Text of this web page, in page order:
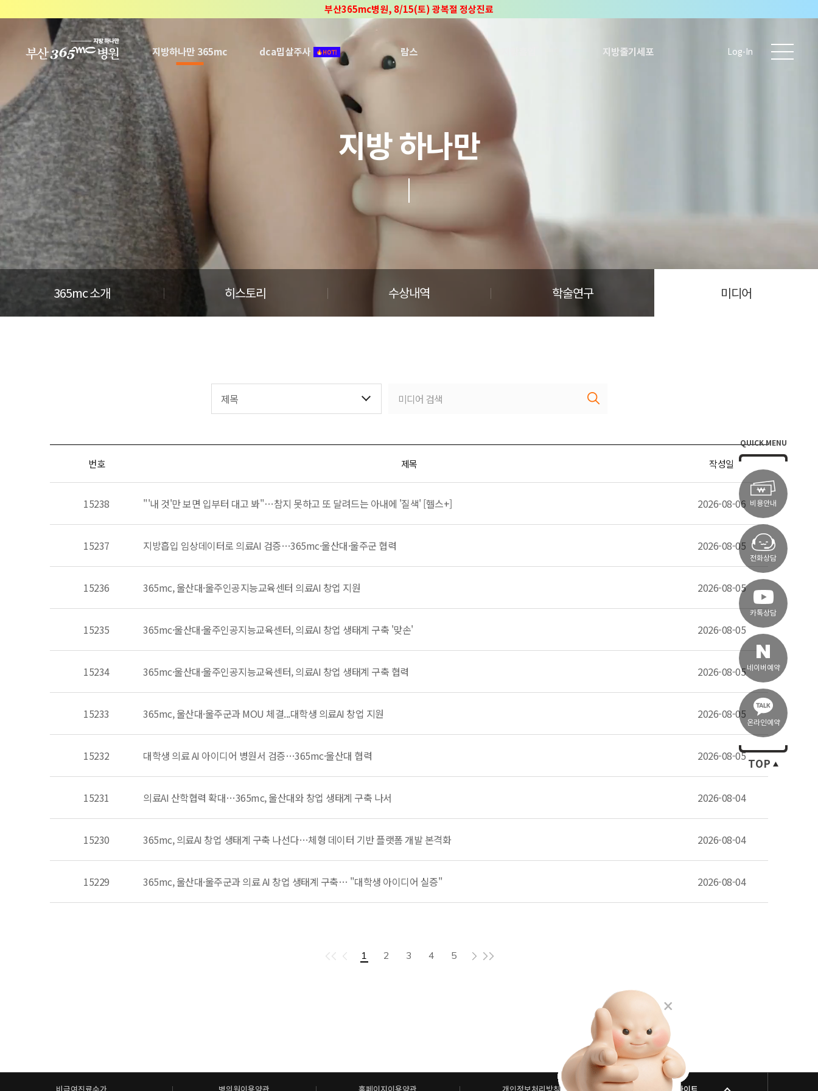
부산365mc병원, 8/15(토) 광복절 정상진료
부산365mc병원, 2년 연속 "Awards 2관왕" 수상
2025 "부산365mc 보건복지부 장관상" 수상!
지방하나만 365mc dca밉살주사 람스 지방줄기세포 Log-In
지방 하나만
365mc 소개 히스토리 수상내역 학술연구 미디어
번호 제목 작성일
15238 "'내 것'만 보면 입부터 대고 봐"⋯참지 못하고 또 달려드는 아내에 '질색' [헬스+] 2026-08-06
15237 지방흡입 임상데이터로 의료AI 검증…365mc·울산대·울주군 협력 2026-08-05
15236 365mc, 울산대·울주인공지능교육센터 의료AI 창업 지원 2026-08-05
15235 365mc·울산대·울주인공지능교육센터, 의료AI 창업 생태계 구축 '맞손' 2026-08-05
15234 365mc·울산대·울주인공지능교육센터, 의료AI 창업 생태계 구축 협력 2026-08-05
15233 365mc, 울산대·울주군과 MOU 체결...대학생 의료AI 창업 지원 2026-08-05
15232 대학생 의료 AI 아이디어 병원서 검증…365mc·울산대 협력 2026-08-05
15231 의료AI 산학협력 확대…365mc, 울산대와 창업 생태계 구축 나서 2026-08-04
15230 365mc, 의료AI 창업 생태계 구축 나선다…체형 데이터 기반 플랫폼 개발 본격화 2026-08-04
15229 365mc, 울산대·울주군과 의료 AI 창업 생태계 구축… "대학생 아이디어 실증" 2026-08-04
1 2 3 4 5
QUICK MENU
비용안내
전화상담
카톡상담
네이버예약
온라인예약
TOP